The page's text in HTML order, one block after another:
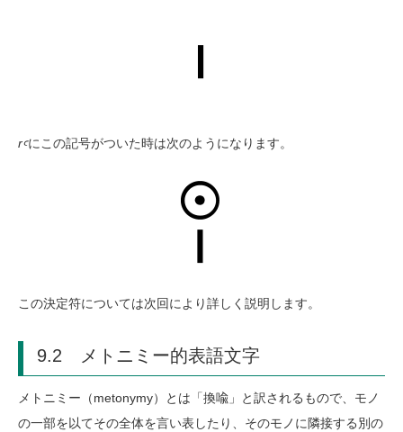
rꜥにこの記号がついた時は次のようになります。
この決定符については次回により詳しく説明します。
9.2 メトニミー的表語文字
メトニミー（metonymy）とは「換喩」と訳されるもので、モノ
の一部を以てその全体を言い表したり、そのモノに隣接する別の